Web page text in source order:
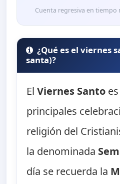
Cuenta regresiva en tiempo
¿Qué es el viernes
santa)?
ElViernes Santo
principales
religión del
la denominada
día se recuerda la